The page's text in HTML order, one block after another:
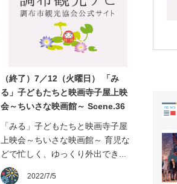
（終了）7／12（火曜日） 「み
る」子どもたちと映画寺子屋上映
会～ちいさな映画館～ Scene.36
「みる」子どもたちと映画寺子屋
上映会～ちいさな映画館～ 育児な
どで忙しく、ゆっくり外出でき...
2022/7/5